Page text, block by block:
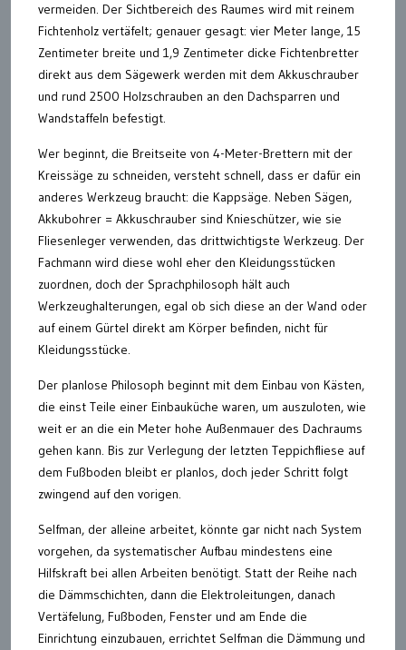
vermeiden. Der Sichtbereich des Raumes wird mit reinem
Fichtenholz vertäfelt; genauer gesagt: vier Meter lange, 15
Zentimeter breite und 1,9 Zentimeter dicke Fichtenbretter
direkt aus dem Sägewerk werden mit dem Akkuschrauber
und rund 2500 Holzschrauben an den Dachsparren und
Wandstaffeln befestigt.
Wer beginnt, die Breitseite von 4-Meter-Brettern mit der
Kreissäge zu schneiden, versteht schnell, dass er dafür ein
anderes Werkzeug braucht: die Kappsäge. Neben Sägen,
Akkubohrer = Akkuschrauber sind Knieschützer, wie sie
Fliesenleger verwenden, das drittwichtigste Werkzeug. Der
Fachmann wird diese wohl eher den Kleidungsstücken
zuordnen, doch der Sprachphilosoph hält auch
Werkzeughalterungen, egal ob sich diese an der Wand oder
auf einem Gürtel direkt am Körper befinden, nicht für
Kleidungsstücke.
Der planlose Philosoph beginnt mit dem Einbau von Kästen,
die einst Teile einer Einbauküche waren, um auszuloten, wie
weit er an die ein Meter hohe Außenmauer des Dachraums
gehen kann. Bis zur Verlegung der letzten Teppichfliese auf
dem Fußboden bleibt er planlos, doch jeder Schritt folgt
zwingend auf den vorigen.
Selfman, der alleine arbeitet, könnte gar nicht nach System
vorgehen, da systematischer Aufbau mindestens eine
Hilfskraft bei allen Arbeiten benötigt. Statt der Reihe nach
die Dämmschichten, dann die Elektroleitungen, danach
Vertäfelung, Fußboden, Fenster und am Ende die
Einrichtung einzubauen, errichtet Selfman die Dämmung und